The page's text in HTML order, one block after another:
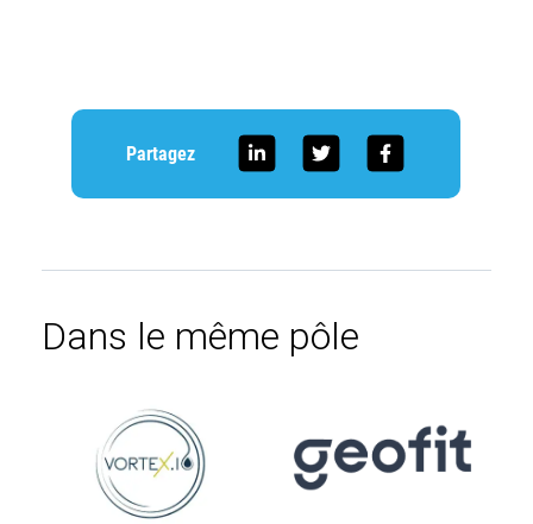
Partagez
Dans le même pôle